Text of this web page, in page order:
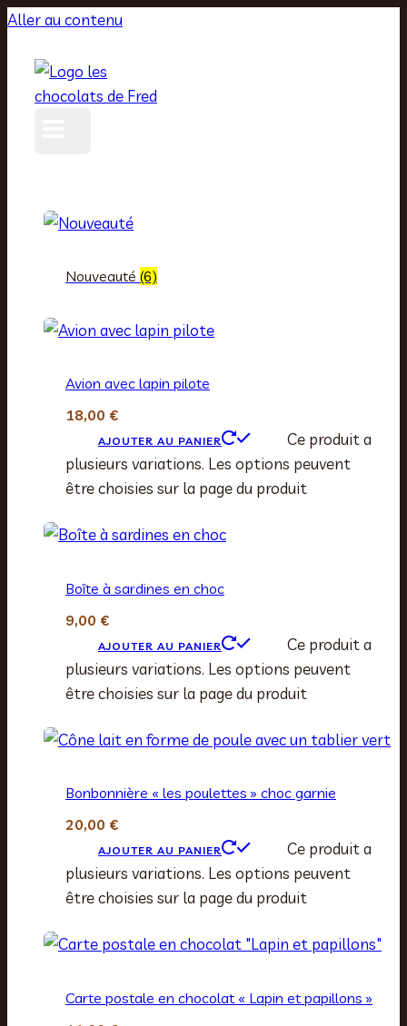
Aller au contenu
Nouveauté (6)
Avion avec lapin pilote
18,00 €
AJOUTER AU PANIER
Ce produit a
plusieurs variations. Les options peuvent
être choisies sur la page du produit
Boîte à sardines en choc
9,00 €
AJOUTER AU PANIER
Ce produit a
plusieurs variations. Les options peuvent
être choisies sur la page du produit
Bonbonnière « les poulettes » choc garnie
20,00 €
AJOUTER AU PANIER
Ce produit a
plusieurs variations. Les options peuvent
être choisies sur la page du produit
Carte postale en chocolat « Lapin et papillons »